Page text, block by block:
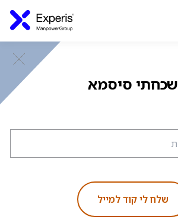
שכחתי סיסמא
שלח לי קוד למייל